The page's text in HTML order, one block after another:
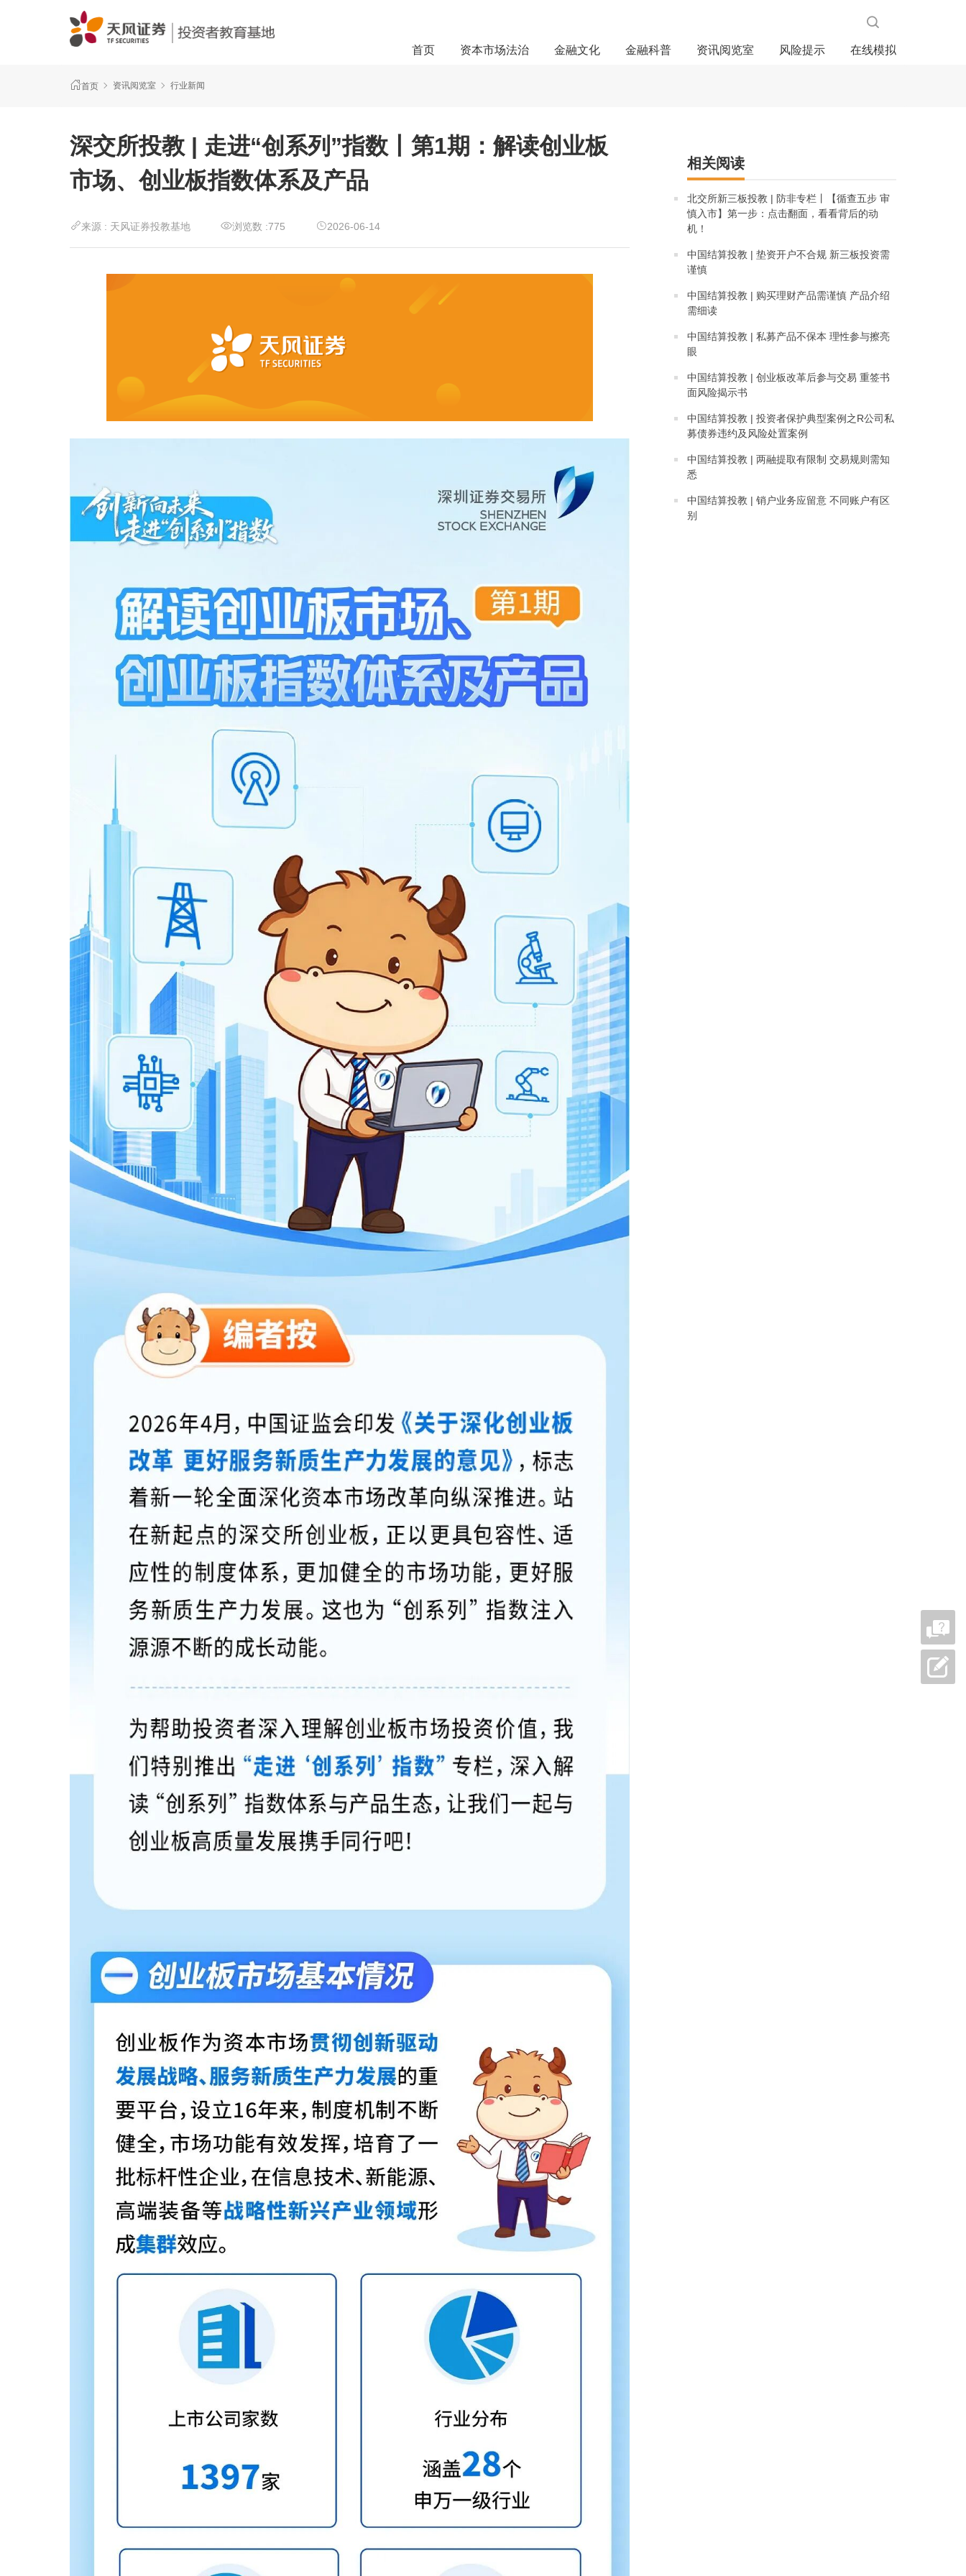
首页 资本市场法治 金融文化 金融科普 资讯阅览室 风险提示 在线模拟
首页 资讯阅览室 行业新闻
深交所投教 | 走进“创系列”指数丨第1期：解读创业板
市场、创业板指数体系及产品
来源 : 天风证券投教基地 浏览数 :775 2026-06-14
相关阅读
北交所新三板投教 | 防非专栏丨【循查五步 审
慎入市】第一步：点击翻面，看看背后的动
机！
中国结算投教 | 垫资开户不合规 新三板投资需
谨慎
中国结算投教 | 购买理财产品需谨慎 产品介绍
需细读
中国结算投教 | 私募产品不保本 理性参与擦亮
眼
中国结算投教 | 创业板改革后参与交易 重签书
面风险揭示书
中国结算投教 | 投资者保护典型案例之R公司私
募债券违约及风险处置案例
中国结算投教 | 两融提取有限制 交易规则需知
悉
中国结算投教 | 销户业务应留意 不同账户有区
别